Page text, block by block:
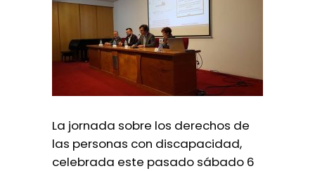
La jornada sobre los derechos de
las personas con discapacidad,
celebrada este pasado sábado 6